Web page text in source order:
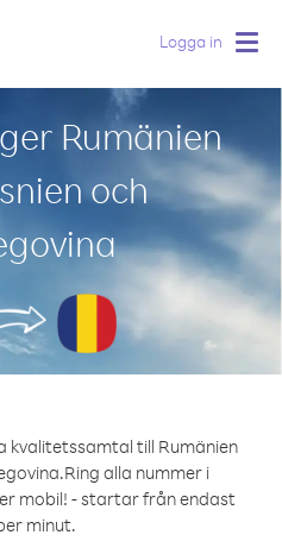
Logga in
Rumänien
och
kvalitetssamtal till Rumänien
Ring alla nummer i
mobil! - startar från endast
minut.